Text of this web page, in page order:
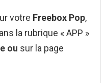
votre Freebox Pop,
la rubrique « APP »
ou sur la page